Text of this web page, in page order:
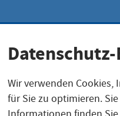
Kreisstadt
Wir verwenden
für Sie zu optimieren.